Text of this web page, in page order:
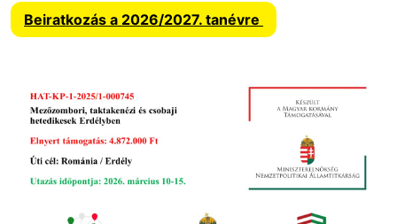
Beiratkozás a 2026/2027. tanévre